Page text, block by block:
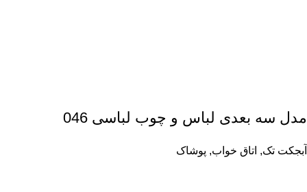
مدل سه بعدی لباس و چوب لباسی 046
آبجکت تک, اتاق خواب, پوشاک